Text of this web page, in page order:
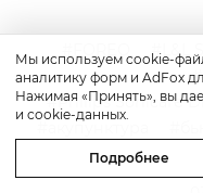
L&L
Philips Sonicare
акупунктура
Мы используем cookie-
аналитику форм и AdFox
Нажимая «Принять», вы
и cookie-данных.
Подробнее